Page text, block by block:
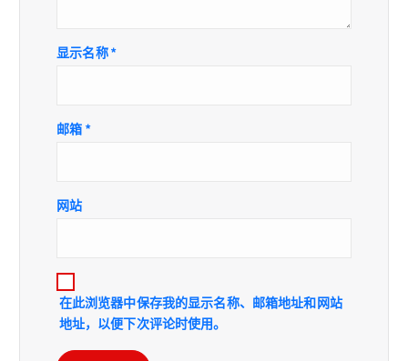
显示名称*
邮箱 *
网站
在此浏览器中保存我的显示名称、邮箱地址和网站
地址，以便下次评论时使用。